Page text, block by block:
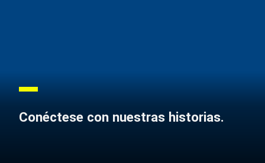
Conéctese con nuestras historias.